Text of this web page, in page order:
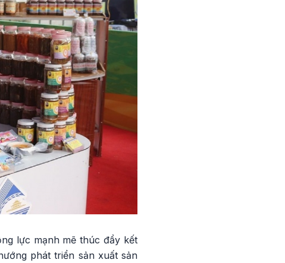
lực mạnh mẽ thúc đẩy kết
phát triển sản xuất sản